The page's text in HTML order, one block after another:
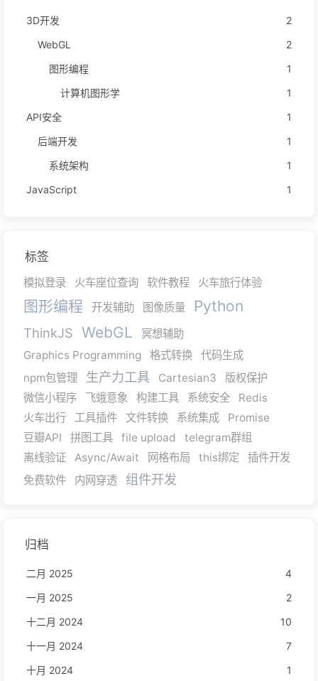
3D开发
2
WebGL
2
图形编程
1
计算机图形学
1
API安全
1
后端开发
1
系统架构
1
JavaScript
1
标签
模拟登录 火车座位查询 软件教程 火车旅行体验
图形编程 开发辅助 图像质量 Python
ThinkJS WebGL
冥想辅助
Graphics Programming
格式转换
代码生成
npm包管理
生产力工具 Cartesian3
版权保护
微信小程序
飞蛾意象 构建工具 系统安全
Redis
火车出行
工具插件 文件转换 系统集成
Promise
豆瓣API
拼图工具 file upload
telegram群组
离线验证
Async/Await 网格布局 this绑定
插件开发
免费软件
内网穿透 组件开发
归档
二月 2025
4
一月 2025
2
十二月 2024
10
十一月 2024
7
十月 2024
1